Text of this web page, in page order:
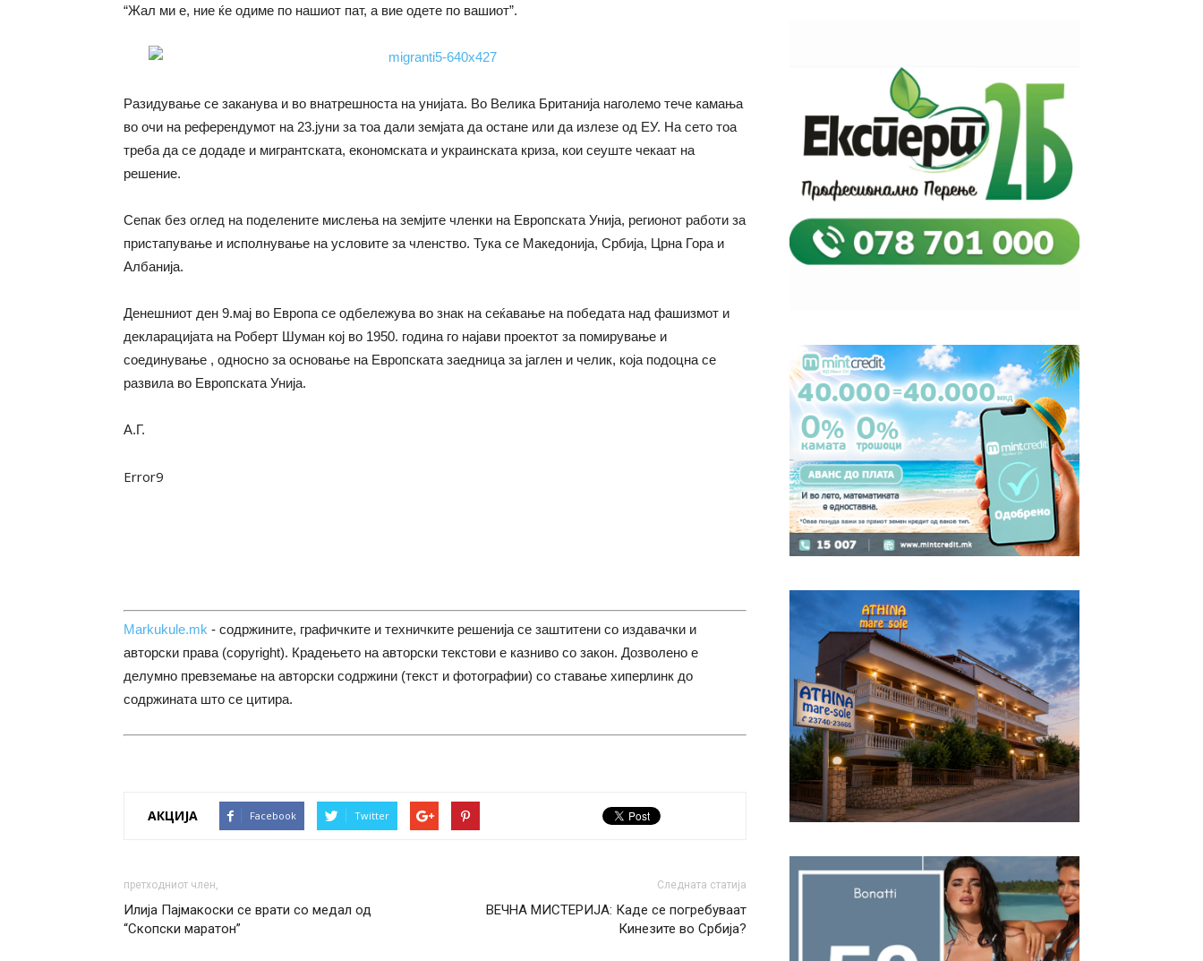
“Жал ми е, ние ќе одиме по нашиот пат, а вие oдете по вашиот”.
Разидување се заканува и во внатрешноста на унијата. Во Велика Британија наголемо тече камања
во очи на референдумот на 23.јуни за тоа дали земјата да остане или да излезе од ЕУ. На сето тоа
треба да се додаде и мигрантската, економската и украинската криза, кои сеуште чекаат на
решение.
Сепак без оглед на поделените мислења на земјите членки на Европската Унија, регионот работи за
пристапување и исполнување на условите за членство. Тука се Македонија, Србија, Црна Гора и
Албанија.
Денешниот ден 9.мај во Европа се одбележува во знак на сеќавање на победата над фашизмот и
декларацијата на Роберт Шуман кој во 1950. година го најави проектот за помирување и
соединување , односно за основање на Европската заедница за јаглен и челик, која подоцна се
развила во Европската Унија.
A.Г.
Error9
Markukule.mk - содржините, графичките и техничките решенија се заштитени со издавачки и
авторски права (copyright). Крадењето на авторски текстови е казниво со закон. Дозволено е
делумно превземање на авторски содржини (текст и фотографии) со ставање хиперлинк до
содржината што се цитира.
АКЦИЈА Facebook Twitter
претходниот член,
Илија Пајмакоски се врати со медал од
“Скопски маратон”
Следната статија
ВЕЧНА МИСТЕРИЈА: Каде се погребуваат
Кинезите во Србија?